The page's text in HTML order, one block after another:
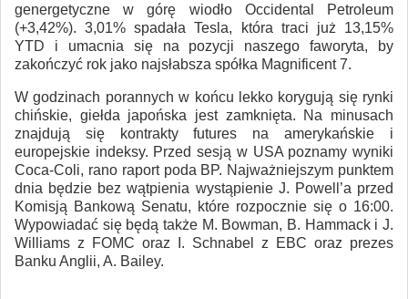
genergetyczne w górę wiodło Occidental Petroleum
(+3,42%). 3,01% spadała Tesla, która traci już 13,15%
YTD i umacnia się na pozycji naszego faworyta, by
zakończyć rok jako najsłabsza spółka Magnificent 7.
W godzinach porannych w końcu lekko korygują się rynki
chińskie, giełda japońska jest zamknięta. Na minusach
znajdują się kontrakty futures na amerykańskie i
europejskie indeksy. Przed sesją w USA poznamy wyniki
Coca-Coli, rano raport poda BP. Najważniejszym punktem
dnia będzie bez wątpienia wystąpienie J. Powell’a przed
Komisją Bankową Senatu, które rozpocznie się o 16:00.
Wypowiadać się będą także M. Bowman, B. Hammack i J.
Williams z FOMC oraz I. Schnabel z EBC oraz prezes
Banku Anglii, A. Bailey.